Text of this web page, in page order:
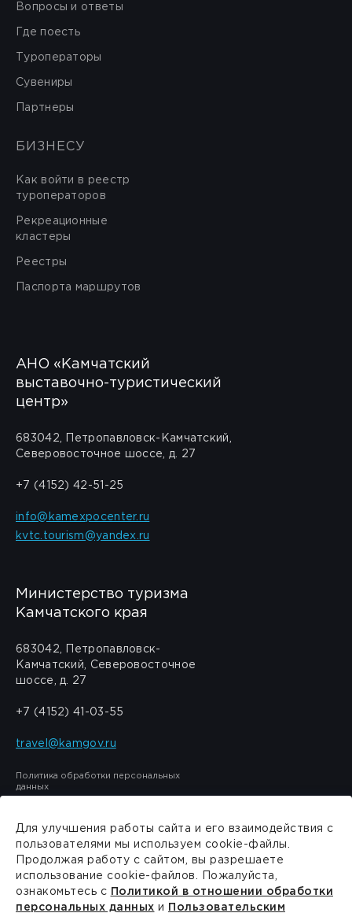
Вопросы и ответы
Где поесть
Туроператоры
Сувениры
Партнеры
БИЗНЕСУ
Как войти в реестр
туроператоров
Рекреационные
кластеры
Реестры
Паспорта маршрутов
АНО «Камчатский
выставочно-туристический
центр»
683042, Петропавловск-Камчатский,
Северовосточное шоссе, д. 27
+7 (4152) 42-51-25
info@kamexpocenter.ru
kvtc.tourism@yandex.ru
Министерство туризма
Камчатского края
683042, Петропавловск-
Камчатский, Северовосточное
шоссе, д. 27
+7 (4152) 41-03-55
travel@kamgov.ru
Политика обработки персональных
данных
Сделано в
Для улучшения работы сайта и его взаимодействия с
пользователями мы используем cookie-файлы.
Продолжая работу с сайтом, вы разрешаете
использование cookie-файлов. Пожалуйста,
ознакомьтесь с Политикой в отношении обработки
персональных данных и Пользовательским